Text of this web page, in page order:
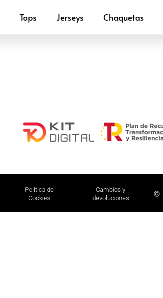
Tops Jerseys Chaquetas
Política de
Cookies
Cambios y
devoluciones